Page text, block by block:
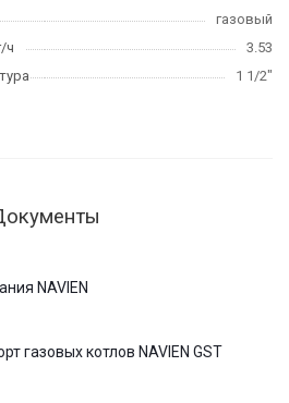
газовый
ч
3.53
1 1/2"
NAVIEN
газовых котлов NAVIEN GST